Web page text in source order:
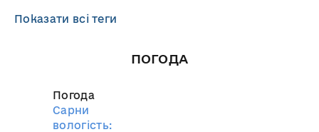
Показати всі теги
ПОГОДА
Погода
Сарни
вологість: